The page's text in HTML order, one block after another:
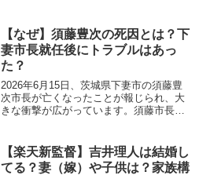
るの？打ち切りの理由は？視聴率が関係
している...
【なぜ】須藤豊次の死因とは？下
妻市長就任後にトラブルはあっ
た？
2026年6月15日、茨城県下妻市の須藤豊
次市長が亡くなったことが報じられ、大
きな衝撃が広がっています。須藤市長は
に、「何があったのか」「死因は？」
「市長就任後...
【楽天新監督】吉井理人は結婚し
てる？妻（嫁）や子供は？家族構